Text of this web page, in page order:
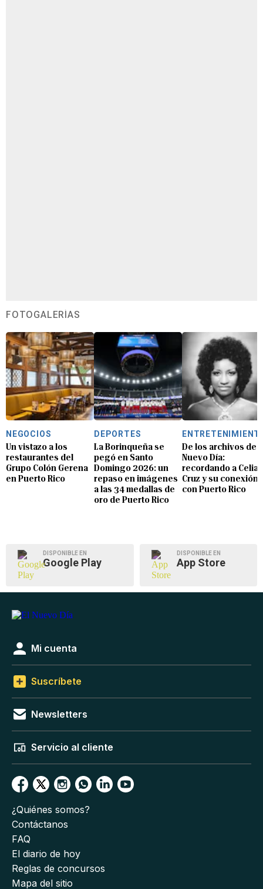
FOTOGALERÍAS
NEGOCIOS
Un vistazo a los
restaurantes del
Grupo Colón Gerena
en Puerto Rico
DEPORTES
La Borinqueña se
pegó en Santo
Domingo 2026: un
repaso en imágenes
a las 34 medallas de
oro de Puerto Rico
De los archivos de
Nuevo Día:
recordando a Celia
Cruz y su conexión
con Puerto Rico
DISPONIBLE EN
Google Play
DISPONIBLE EN
App Store
Mi cuenta
Suscríbete
Newsletters
Servicio al cliente
¿Quiénes somos?
Contáctanos
FAQ
El diario de hoy
Reglas de concursos
Mapa del sitio